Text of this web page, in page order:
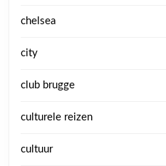
chelsea
city
club brugge
culturele reizen
cultuur